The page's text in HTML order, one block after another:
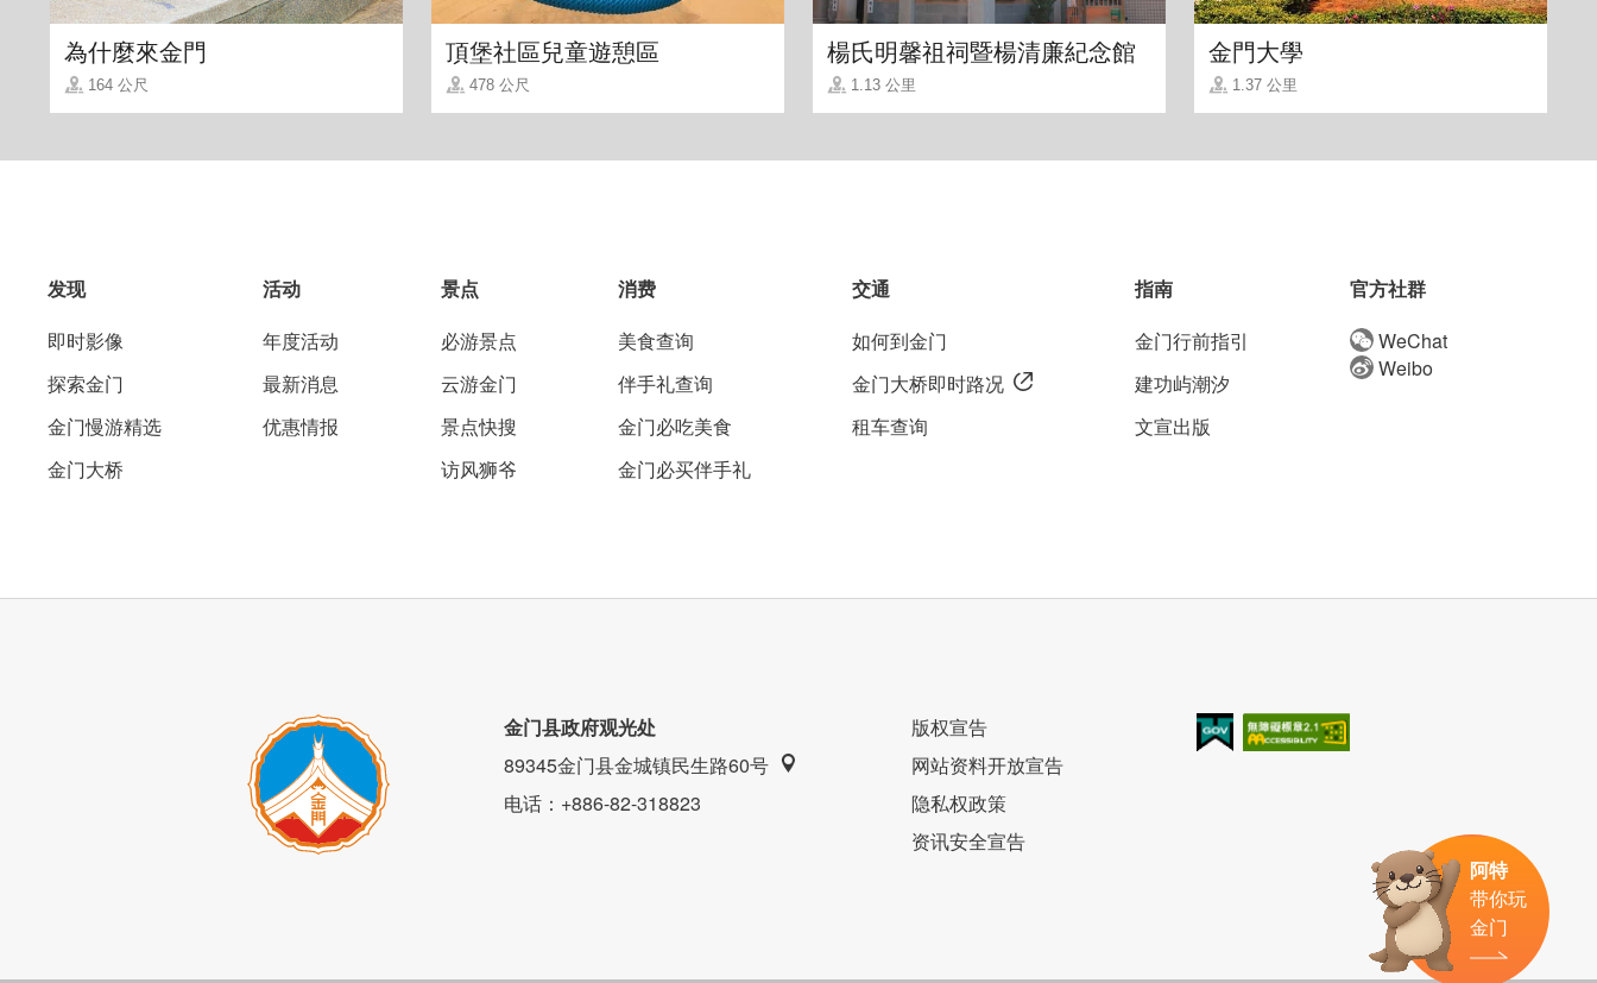
外语司导解说服务(费用另计)。华府租车提供多款新车，定期维修保养，提供旅客多样化又安全
為什麼來金門
164 公尺
頂堡社區兒童遊憩區
478 公尺
楊氏明馨祖祠暨楊清廉紀念館
1.13 公里
金門大學
1.37 公里
阿特
带你玩
金门
发现
即时影像
探索金门
金门慢游精选
金门大桥
活动
年度活动
最新消息
优惠情报
景点
必游景点
云游金门
景点快搜
访风狮爷
消费
美食查询
伴手礼查询
金门必吃美食
金门必买伴手礼
交通
如何到金门
金门大桥即时路况
租车查询
指南
金门行前指引
建功屿潮汐
文宣出版
官方社群
WeChat
Weibo
金门县政府观光处
89345金门县金城镇民生路60号
电话：+886-82-318823
版权宣告
网站资料开放宣告
隐私权政策
资讯安全宣告